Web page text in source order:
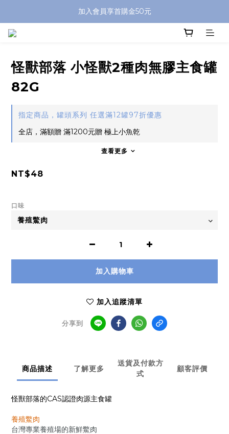
加入會員享首購金50元
怪獸部落 小怪獸2種肉無膠主食罐
82G
指定商品，罐頭系列 任選滿12罐97折優惠
全店，滿額贈 滿1200元贈 極上小魚乾
查看更多
NT$48
口味
加入購物車
加入追蹤清單
分享到
商品描述 了解更多
送貨及付款方
式
顧客評價
怪獸部落的CAS認證肉源主食罐
養殖鱉肉
台灣專業養殖場的新鮮鱉肉